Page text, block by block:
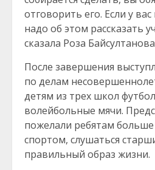
отговорить его. Если у
надо об этом рассказать
сказала Роза
После завершения
по делам
детям из трех школ
волейбольные мячи.
пожелали ребятам больше
спортом, слушаться
правильный образ жизни.